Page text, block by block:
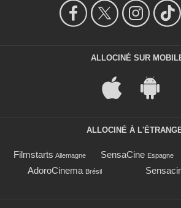
ALLOCINÉ SUR
ALLOCINÉ À
Filmstarts Allemagne SensaCine Espagne
AdoroCinema Brésil